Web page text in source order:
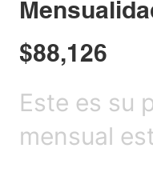
$88,126
Este es su
mensual